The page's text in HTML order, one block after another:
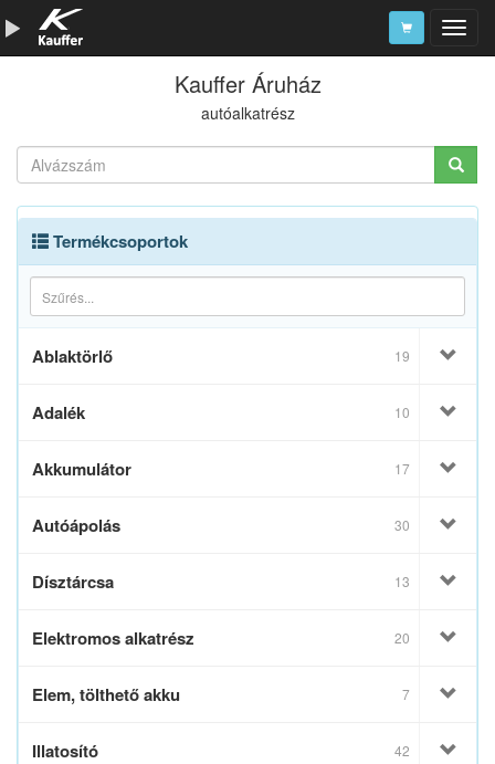
Szerszámkatalógus
Alkatrészek
Kauffer Áruház
autóalkatrész
Termékcsoportok
Ablaktörlő 19
Adalék 10
Akkumulátor 17
Autóápolás 30
Dísztárcsa 13
Elektromos alkatrész 20
Elem, tölthető akku 7
Illatosító 42